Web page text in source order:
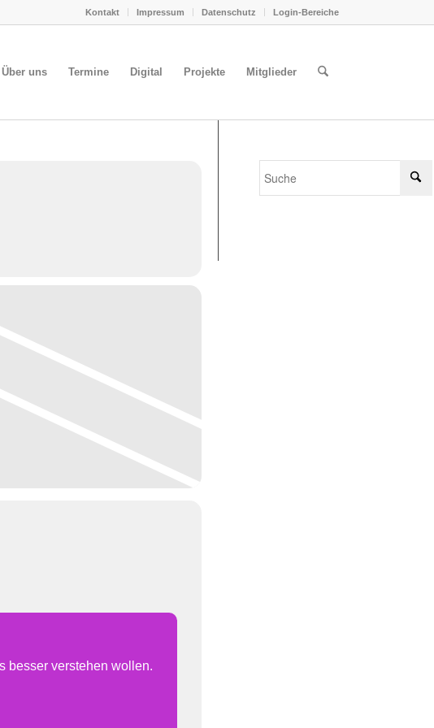
Kontakt Impressum Datenschutz Login-Bereiche
Über uns Termine Digital Projekte Mitglieder
besser verstehen wollen.